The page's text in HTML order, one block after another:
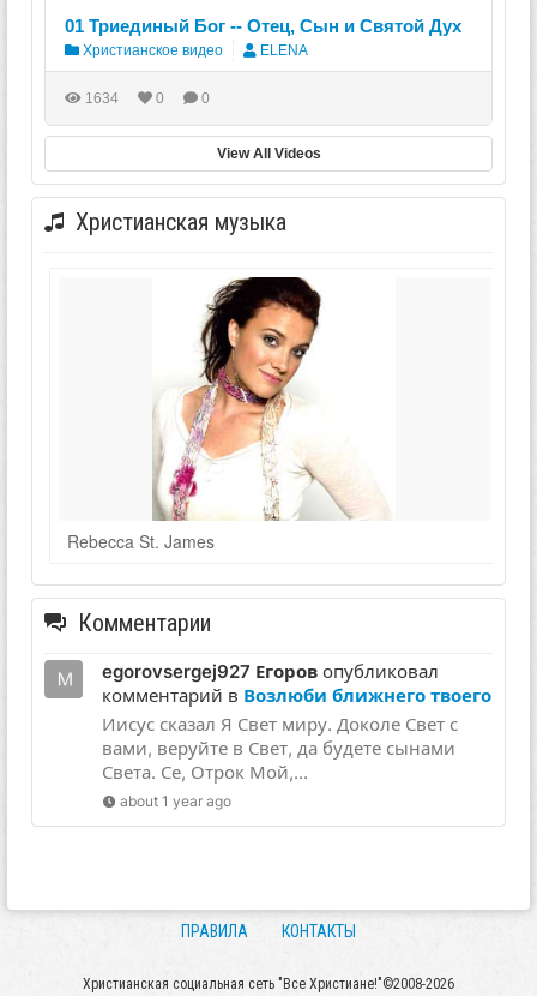
01 Триединый Бог -- Отец, Сын и Святой Дух
Христианское видео ELENA
1634 0 0
View All Videos
Христианская музыка
Rebecca St. James
Комментарии
egorovsergej927 Егоров опубликовал
комментарий в Возлюби ближнего твоего
Иисус сказал Я Свет миру. Доколе Свет с
вами, веруйте в Свет, да будете сынами
Света. Се, Отрок Мой,...
about 1 year ago
ПРАВИЛА КОНТАКТЫ
Христианская социальная сеть "Все Христиане!"©2008-2026